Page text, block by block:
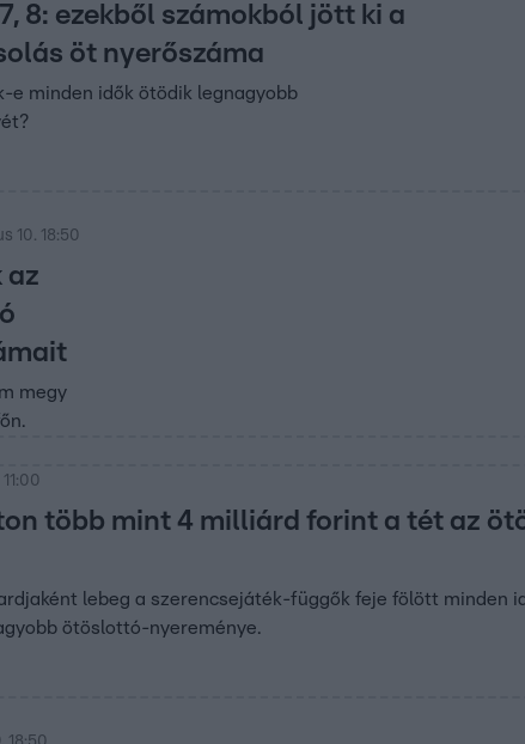
7, 8: ezekből számokból jött ki a
öt nyerőszáma
e minden idők ötödik legnagyobb
10. 18:50
az
megy
több mint 4 milliárd forint a tét az
lebeg a szerencsejáték-függők feje fölött minden
ötöslottó-nyereménye.